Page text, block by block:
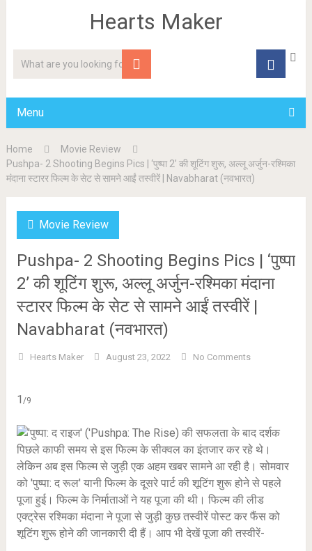
Hearts Maker
Menu
Home
Movie Review
Pushpa- 2 Shooting Begins Pics | ‘पुष्पा 2’ की शूटिंग शुरू, अल्लू अर्जुन-रश्मिका
मंदाना स्टारर फिल्म के सेट से सामने आईं तस्वीरें | Navabharat (नवभारत)
Movie Review
Pushpa- 2 Shooting Begins Pics | ‘पुष्पा
2’ की शूटिंग शुरू, अल्लू अर्जुन-रश्मिका मंदाना
स्टारर फिल्म के सेट से सामने आईं तस्वीरें |
Navabharat (नवभारत)
Hearts Maker August 23, 2022 No Comments
1 /9